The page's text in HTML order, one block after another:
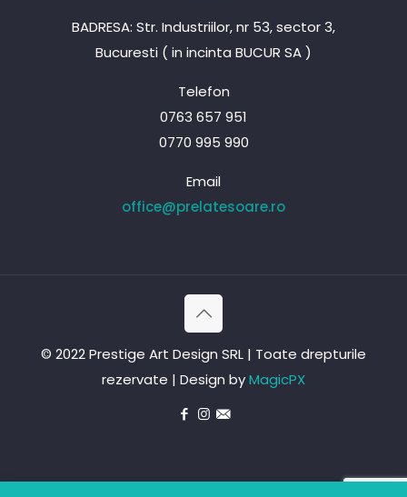
BADRESA: Str. Industriilor, nr 53, sector 3,
Bucuresti ( in incinta BUCUR SA )
Telefon
0763 657 951
0770 995 990
Email
office@prelatesoare.ro
© 2022 Prestige Art Design SRL | Toate drepturile
rezervate | Design byMagicPX